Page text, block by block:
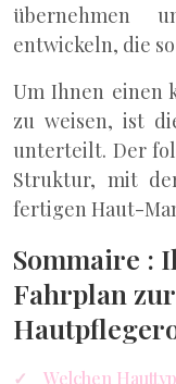
übernehmen
entwickeln, die
Um Ihnen einen
zu weisen, ist
unterteilt. Der
Struktur, mit
fertigen Haut-
Sommaire :
Fahrplan
Welchen